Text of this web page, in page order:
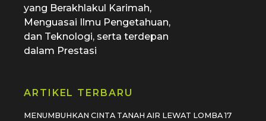
yang Berakhlakul Karimah,
Menguasai Ilmu Pengetahuan,
dan Teknologi, serta terdepan
dalam Prestasi
ARTIKEL TERBARU
MENUMBUHKAN CINTA TANAH AIR LEWAT LOMBA 17